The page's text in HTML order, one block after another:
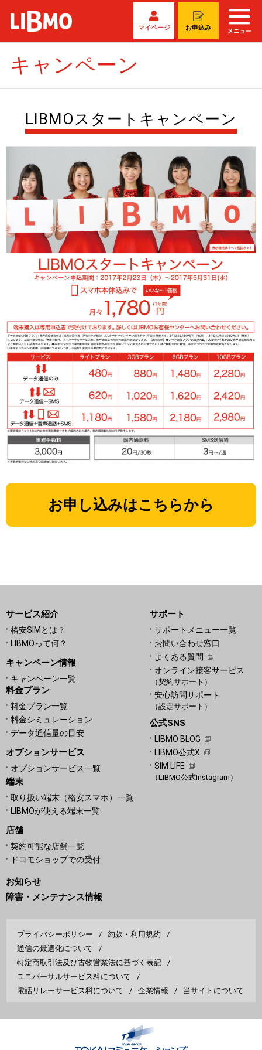
マイページ お申込み
キャンペーン
LIBMOスタートキャンペーン
お申し込みはこちらから
サービス紹介
格安SIMとは？
LIBMOって何？
キャンペーン情報
キャンペーン一覧
料金プラン
料金プラン一覧
料金シミュレーション
データ通信量の目安
オプションサービス
オプションサービス一覧
端末
取り扱い端末（格安スマホ）一覧
LIBMOが使える端末一覧
店舗
契約可能な店舗一覧
ドコモショップでの受付
サポート
サポートメニュー一覧
お問い合わせ窓口
よくある質問
オンライン接客サービス
（契約サポート）
安心訪問サポート
（設定サポート）
公式SNS
LIBMO BLOG
LIBMO公式X
SIM LIFE
（LIBMO公式Instagram）
お知らせ
障害・メンテナンス情報
プライバシーポリシー
約款・利用規約
通信の最適化について
特定商取引法及び古物営業法に基づく表記
ユニバーサルサービス料について
電話リレーサービス料について
企業情報 当サイトについて